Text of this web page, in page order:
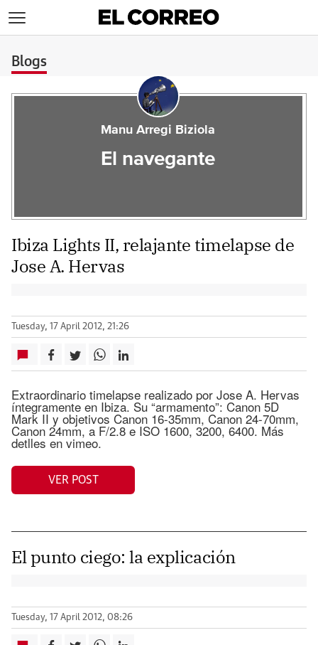
Blogs
Manu Arregi Biziola
El navegante
Ibiza Lights II, relajante timelapse de
Jose A. Hervas
Tuesday, 17 April 2012, 21:26
Extraordinario timelapse realizado por Jose A. Hervas
íntegramente en Ibiza. Su “armamento”: Canon 5D
Mark II y objetivos Canon 16-35mm, Canon 24-70mm,
Canon 24mm, a F/2.8 e ISO 1600, 3200, 6400. Más
detlles en vimeo.
VER POST
El punto ciego: la explicación
Tuesday, 17 April 2012, 08:26